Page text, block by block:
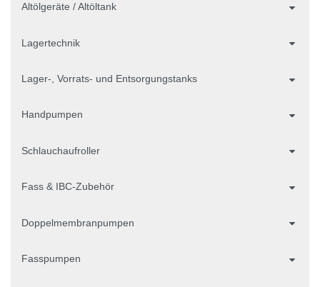
Altölgeräte / Altöltank
Lagertechnik
Lager-, Vorrats- und Entsorgungstanks
Handpumpen
Schlauchaufroller
Fass & IBC-Zubehör
Doppelmembranpumpen
Fasspumpen